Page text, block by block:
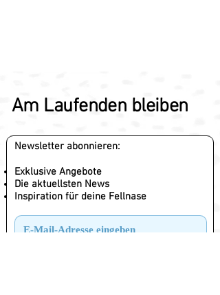
Am Laufenden bleiben
Newsletter abonnieren:
Exklusive Angebote
Die aktuellsten News
Inspiration für deine Fellnase